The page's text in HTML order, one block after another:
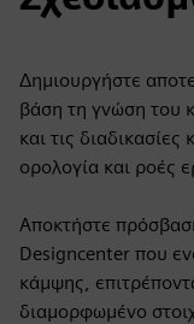
Δημιουργήστε
βάση τη γνώση του
και τις
ορολογία και ροές
Αποκτήστε
Designcenter που
κάμψης,
διαμορφωμένο